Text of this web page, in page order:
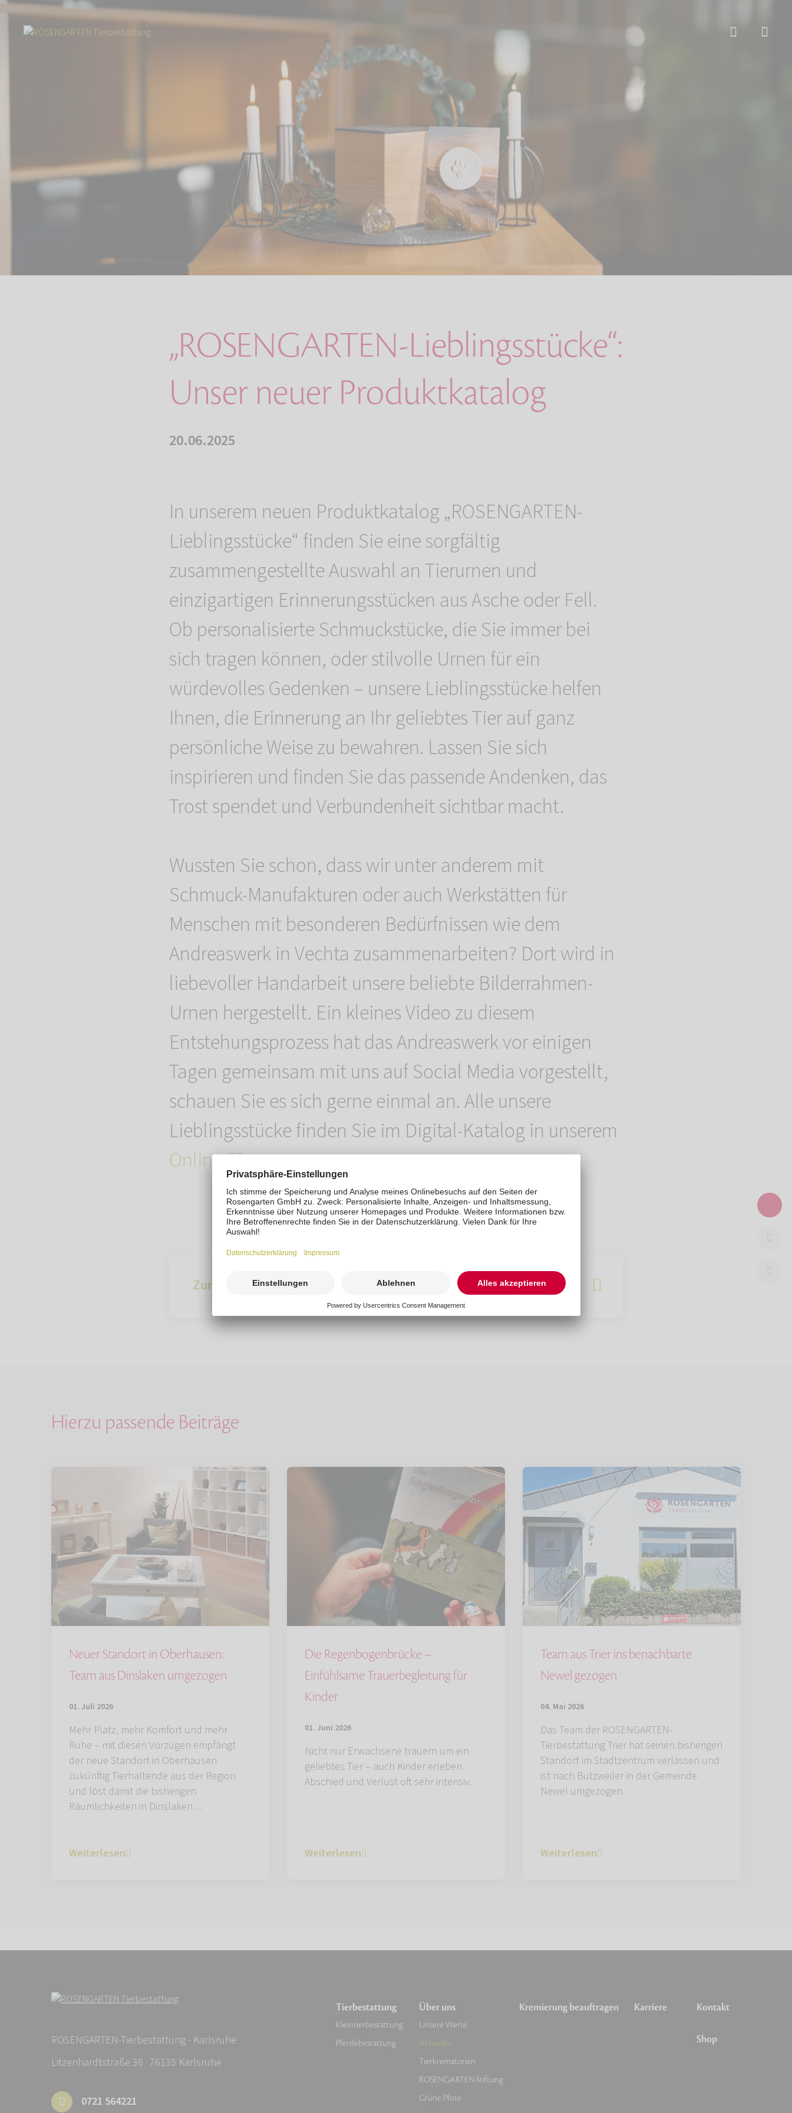
„ROSENGARTEN-Lieblingsstücke“: Unser neuer Produktkatalog
„ROSENGARTEN-Lieblingsstücke“:
Unser neuer Produktkatalog
20.06.2025
In unserem neuen Produktkatalog „ROSENGARTEN-
Lieblingsstücke“ finden Sie eine sorgfältig
zusammengestellte Auswahl an Tierurnen und
einzigartigen Erinnerungsstücken aus Asche oder Fell.
Ob personalisierte Schmuckstücke, die Sie immer bei
sich tragen können, oder stilvolle Urnen für ein
würdevolles Gedenken – unsere Lieblingsstücke helfen
Ihnen, die Erinnerung an Ihr geliebtes Tier auf ganz
persönliche Weise zu bewahren. Lassen Sie sich
inspirieren und finden Sie das passende Andenken, das
Trost spendet und Verbundenheit sichtbar macht.
Wussten Sie schon, dass wir unter anderem mit
Schmuck-Manufakturen oder auch Werkstätten für
Menschen mit besonderen Bedürfnissen wie dem
Andreaswerk in Vechta zusammenarbeiten? Dort wird in
liebevoller Handarbeit unsere beliebte Bilderrahmen-
Urnen hergestellt. Ein kleines Video zu diesem
Entstehungsprozess hat das Andreaswerk vor einigen
Tagen gemeinsam mit uns auf Social Media vorgestellt,
schauen Sie es sich gerne einmal an. Alle unsere
Lieblingsstücke finden Sie im Digital-Katalog in unserem
Online-Shop.
Zur Übersicht
Hierzu passende Beiträge
Neuer Standort in Oberhausen:
Team aus Dinslaken umgezogen
01. Juli 2026
Mehr Platz, mehr Komfort und mehr
Ruhe – mit diesen Vorzügen empfängt
der neue Standort in Oberhausen
zukünftig Tierhaltende aus der Region
und löst damit die bisherigen
Räumlichkeiten in Dinslaken…
Weiterlesen
Die Regenbogenbrücke –
Einfühlsame Trauerbegleitung für
Kinder
01. Juni 2026
Nicht nur Erwachsene trauern um ein
geliebtes Tier – auch Kinder erleben
Abschied und Verlust oft sehr intensiv.
Weiterlesen
Team aus Trier ins benachbarte
Newel gezogen
04. Mai 2026
Das Team der ROSENGARTEN-
Tierbestattung Trier hat seinen bisherigen
Standort im Stadtzentrum verlassen und
ist nach Butzweiler in der Gemeinde
Newel umgezogen.
Weiterlesen
ROSENGARTEN-Tierbestattung - Karlsruhe
Litzenhardtstraße 36 · 76135 Karlsruhe
0721 564221
Tierbestattung
Kleintierbestattung
Pferdebestattung
Über uns
Unsere Werte
Aktuelles
Tierkrematorien
ROSENGARTEN-Stiftung
Grüne Pfote
Kremierung beauftragen Karriere Kontakt
Shop